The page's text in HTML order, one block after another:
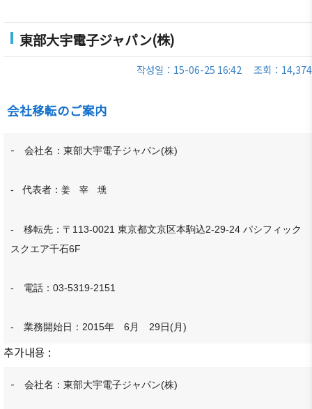
개
설립목
주요사
정관
약도
도쿄지
웹 접근
한기련
회원사
주일한
국기업
법률상
FAQ
기
분과위
원회
동호회
알림
이벤트
무역통
상정보
활・편
東部大宇電子ジャパン(株)
작성일：15-06-25 16:42 조회：14,374
会社移転のご案内
- 会社名：東部大宇電子ジャパン(株)
- 代表者： 姜 宰 壎
- 移転先：〒113-0021 東京都文京区本駒込2-29-24 パシフィック
スクエア千石6F
- 電話：03-5319-2151
- 業務開始日：2015年 6月 29日(月)
추가내용 :
- 会社名：東部大宇電子ジャパン(株)